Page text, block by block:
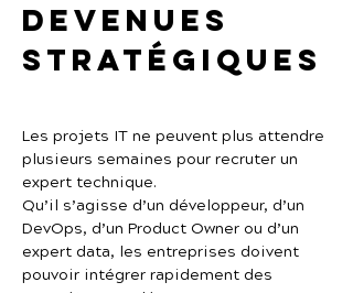
devenues
stratégiques
Les projets IT ne peuvent plus attendre
plusieurs semaines pour recruter un
expert technique.
Qu’il s’agisse d’un développeur, d’un
DevOps, d’un Product Owner ou d’un
expert data, les entreprises doivent
pouvoir intégrer rapidement des